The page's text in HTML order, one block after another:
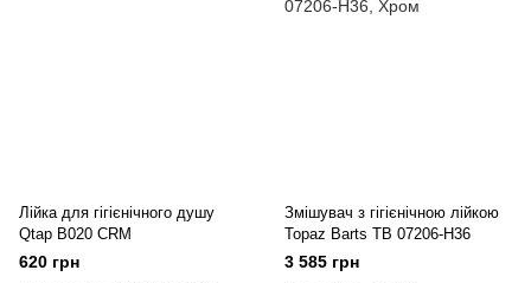
Лійка для гігієнічного душу
Qtap B020 CRM
620 грн
Змішувач з гігієнічною лійкою
Topaz Barts TB 07206-H36
3 585 грн